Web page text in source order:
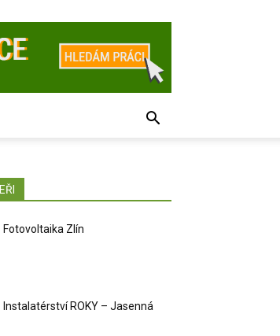
Fotovoltaika Zlín
Instalatérství ROKY – Jasenná